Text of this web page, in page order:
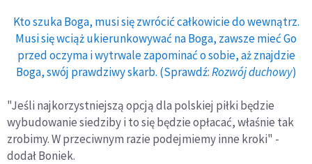
Kto szuka Boga, musi się zwrócić całkowicie do wewnątrz.
Musi się wciąż ukierunkowywać na Boga, zawsze mieć Go
przed oczyma i wytrwale zapominać o sobie, aż znajdzie
Boga, swój prawdziwy skarb. (Sprawdź:Rozwój duchowy)
"Jeśli najkorzystniejszą opcją dla polskiej piłki będzie
wybudowanie siedziby i to się będzie opłacać, właśnie tak
zrobimy. W przeciwnym razie podejmiemy inne kroki" -
dodał Boniek.